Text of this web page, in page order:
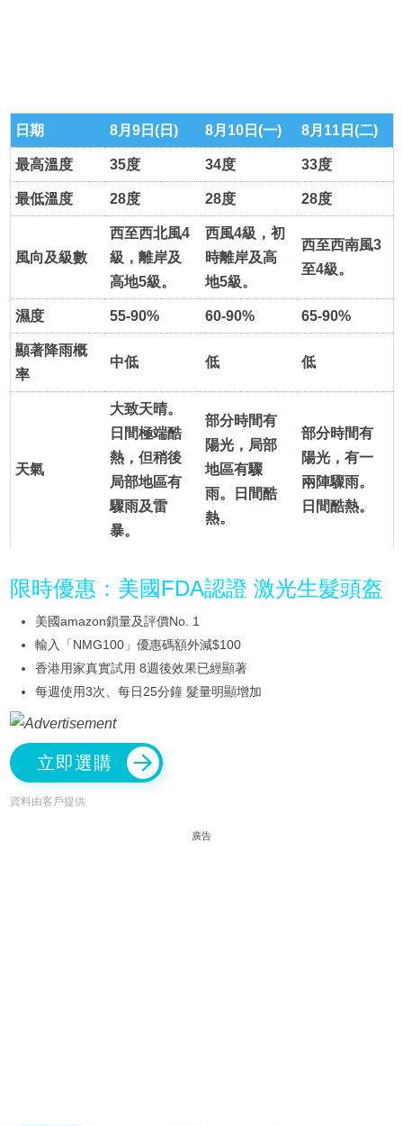
日期 8月9日(日) 8月10日(一) 8月11日(二)
最高溫度 35度 34度 33度
最低溫度 28度 28度 28度
風向及級數
西至西北風4
級，離岸及
高地5級。
西風4級，初
時離岸及高
地5級。
西至西南風3
至4級。
濕度 55-90% 60-90% 65-90%
顯著降雨概
率
中低 低 低
天氣
大致天晴。
日間極端酷
熱，但稍後
局部地區有
驟雨及雷
暴。
部分時間有
陽光，局部
地區有驟
雨。日間酷
熱。
部分時間有
陽光，有一
兩陣驟雨。
日間酷熱。
限時優惠：美國FDA認證 激光生髮頭盔
美國amazon鎖量及評價No. 1
輸入「NMG100」優惠碼額外減$100
香港用家真實試用 8週後效果已經顯著
每週使用3次、每日25分鐘 髮量明顯增加
立即選購
資料由客戶提供
廣告